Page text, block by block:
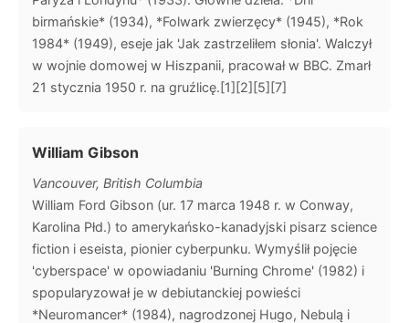
birmańskie* (1934), *Folwark zwierzęcy* (1945), *Rok
1984* (1949), eseje jak 'Jak zastrzeliłem słonia'. Walczył
w wojnie domowej w Hiszpanii, pracował w BBC. Zmarł
21 stycznia 1950 r. na gruźlicę.[1][2][5][7]
William Gibson
Vancouver, British Columbia
William Ford Gibson (ur. 17 marca 1948 r. w Conway,
Karolina Płd.) to amerykańsko-kanadyjski pisarz science
fiction i eseista, pionier cyberpunku. Wymyślił pojęcie
'cyberspace' w opowiadaniu 'Burning Chrome' (1982) i
spopularyzował je w debiutanckiej powieści
*Neuromancer* (1984), nagrodzonej Hugo, Nebulą i